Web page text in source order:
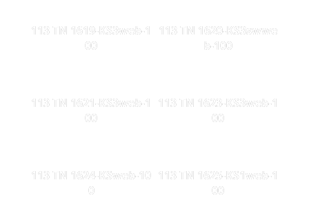
113 TN 1619-KS3web-1
00
113 TN 1620-KS3swwe
b-100
113 TN 1621-KS3web-1
00
113 TN 1623-KS3web-1
00
113 TN 1624-KSweb-10
0
113 TN 1625-KS1web-1
00